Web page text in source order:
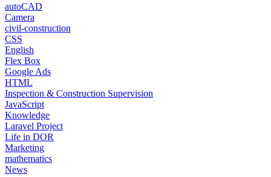
autoCAD
Camera
civil-construction
CSS
English
Flex Box
Google Ads
HTML
Inspection & Construction Supervision
JavaScript
Knowledge
Laravel Project
Life in DOR
Marketing
mathematics
News